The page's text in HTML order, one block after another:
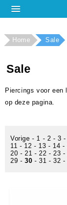
Home Sale
Sale
Piercings voor
op deze pagina.
Vorige - 1 - 2 -3 -
11 - 12 - 13 - 14 -
20 -21 -22 -23
29 -30 -31 -32